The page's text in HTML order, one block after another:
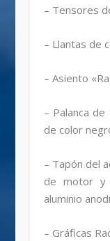
– Tensores
– Llantas de
– Asiento
– Palanca
de color
– Tapón del
de motor
aluminio
– Gráficas